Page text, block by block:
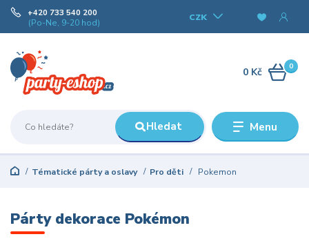
Menu
CZK
Hledat
+420 733 540 200
(Po-Ne, 9-20 hod)
0
0 Kč
Tématické párty a oslavy Pro děti Pokemon
Párty dekorace Pokémon